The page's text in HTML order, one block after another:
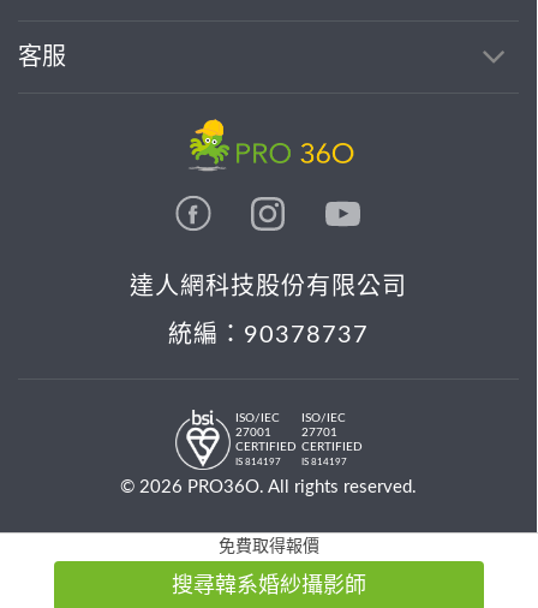
客服
達人網科技股份有限公司
統編：90378737
ISO/IEC
27001
CERTIFIED
IS 814197
ISO/IEC
27701
CERTIFIED
IS 814197
© 2026 PRO36O. All rights reserved.
免費取得報價
搜尋韓系婚紗攝影師